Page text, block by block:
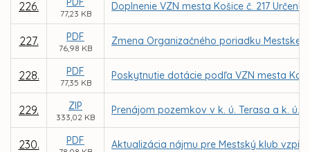
226.
77,23 KB
Doplnenie VZN mesta Košice č. 217
227. PDF
76,98 KB
Zmena Organizačného poriadku Mestskej
228. PDF
77,35 KB
Poskytnutie dotácie podľa VZN mesta
229. ZIP
333,02 KB
Prenájom pozemkov v k. ú. Terasa a k. ú.
230. PDF Aktualizácia nájmu pre Mestský klub